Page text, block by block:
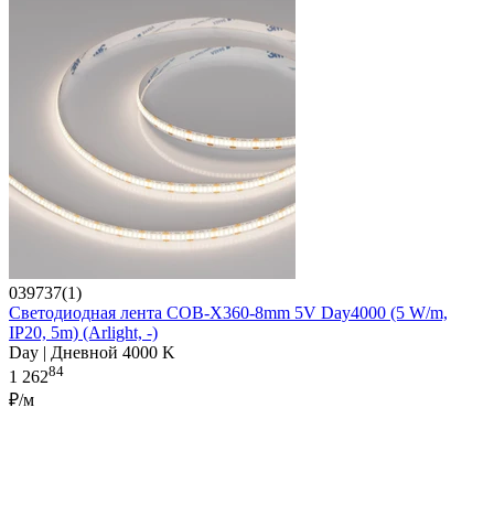
039737(1)
Светодиодная лента COB-X360-8mm 5V Day4000 (5 W/m,
IP20, 5m) (Arlight, -)
Day | Дневной 4000 K
1 26284
₽/м